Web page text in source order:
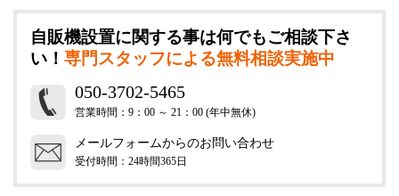
自販機設置に関する事は何でもご相談下さ
い！ 専門スタッフによる無料相談実施中
050-3702-5465
営業時間：9：00 ～ 21：00 (年中無休)
メールフォームからのお問い合わせ
受付時間：24時間365日